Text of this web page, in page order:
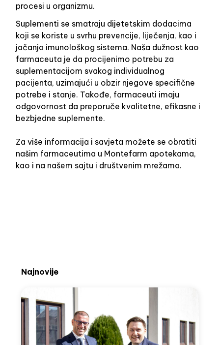
procesi u organizmu.
Suplementi se smatraju dijetetskim dodacima
koji se koriste u svrhu prevencije, liječenja, kao i
jačanja imunološkog sistema. Naša dužnost kao
farmaceuta je da procijenimo potrebu za
suplementacijom svakog individualnog
pacijenta, uzimajući u obzir njegove specifične
potrebe i stanje. Takođe, farmaceuti imaju
odgovornost da preporuče kvalitetne, efikasne i
bezbjedne suplemente.
Za više informacija i savjeta možete se obratiti
našim farmaceutima u Montefarm apotekama,
kao i na našem sajtu i društvenim mrežama.
Najnovije